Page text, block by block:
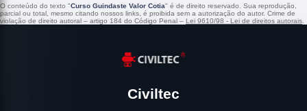
O conteúdo do texto "Curso Guindaste Valor Cotia" é de direito reservado. Sua reprodução,
parcial ou total, mesmo citando nossos links, é proibida sem a autorização do autor. Crime de
violação de direito autoral – artigo 184 do Código Penal – Lei 9610/98 - Lei de direitos autorais.
Civiltec